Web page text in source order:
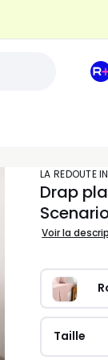
LA REDOUTE
Drap
Voir la
Taille